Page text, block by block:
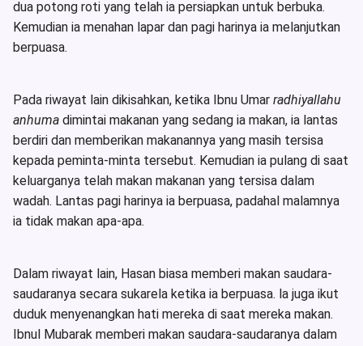
dua potong roti yang telah ia persiapkan untuk berbuka.
Kemudian ia menahan lapar dan pagi harinya ia melanjutkan
berpuasa.
Pada riwayat lain dikisahkan, ketika Ibnu Umar radhiyallahu
anhuma dimintai makanan yang sedang ia makan, ia lantas
berdiri dan memberikan makanannya yang masih tersisa
kepada peminta-minta tersebut. Kemudian ia pulang di saat
keluarganya telah makan makanan yang tersisa dalam
wadah. Lantas pagi harinya ia berpuasa, padahal malamnya
ia tidak makan apa-apa.
Dalam riwayat lain, Hasan biasa memberi makan saudara-
saudaranya secara sukarela ketika ia berpuasa. la juga ikut
duduk menyenangkan hati mereka di saat mereka makan.
Ibnul Mubarak memberi makan saudara-saudaranya dalam